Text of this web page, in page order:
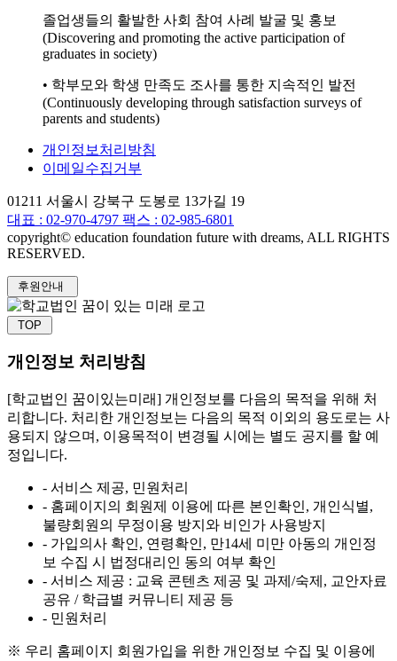
졸업생들의 활발한 사회 참여 사례 발굴 및 홍보
(Discovering and promoting the active participation of
graduates in society)
• 학부모와 학생 만족도 조사를 통한 지속적인 발전
(Continuously developing through satisfaction surveys of
parents and students)
개인정보처리방침
이메일수집거부
01211 서울시 강북구 도봉로 13가길 19
대표 : 02-970-4797 팩스 : 02-985-6801
copyright© education foundation future with dreams, ALL RIGHTS
RESERVED.
후원안내
TOP
개인정보 처리방침
[학교법인 꿈이있는미래] 개인정보를 다음의 목적을 위해 처
리합니다. 처리한 개인정보는 다음의 목적 이외의 용도로는 사
용되지 않으며, 이용목적이 변경될 시에는 별도 공지를 할 예
정입니다.
- 서비스 제공, 민원처리
- 홈페이지의 회원제 이용에 따른 본인확인, 개인식별,
불량회원의 무정이용 방지와 비인가 사용방지
- 가입의사 확인, 연령확인, 만14세 미만 아동의 개인정
보 수집 시 법정대리인 동의 여부 확인
- 서비스 제공 : 교육 콘텐츠 제공 및 과제/숙제, 교안자료
공유 / 학급별 커뮤니티 제공 등
- 민원처리
※ 우리 홈페이지 회원가입을 위한 개인정보 수집 및 이용에